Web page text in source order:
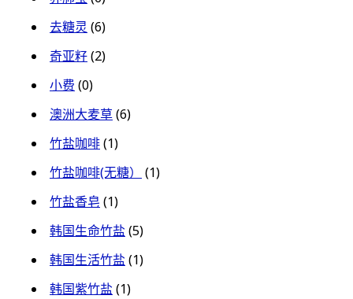
去糖灵(6)
奇亚籽(2)
小费 (0)
澳洲大麦草(6)
竹盐咖啡(1)
竹盐咖啡(无糖）
(1)
竹盐香皂 (1)
韩国生命竹盐(5)
韩国生活竹盐(1)
韩国紫竹盐(1)